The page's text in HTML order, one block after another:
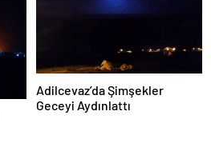
Adilcevaz’da Şimşekler
Geceyi Aydınlattı